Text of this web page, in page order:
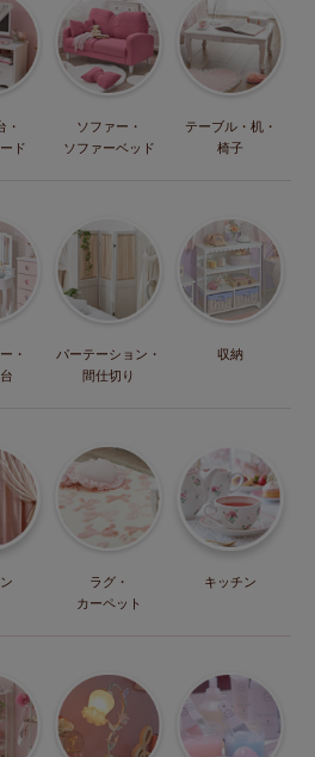
・
ド
ソファー・
ソファーベッド
テーブル・机・
椅子
・
パーテーション・
間仕切り
収納
ラグ・
カーペット
キッチン